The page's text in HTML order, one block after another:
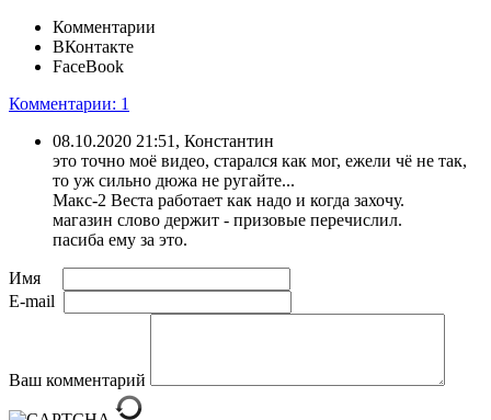
Комментарии
ВКонтакте
FaceBook
Комментарии: 1
08.10.2020 21:51, Константин
это точно моё видео, старался как мог, ежели чё не так,
то уж сильно дюжа не ругайте...
Макс-2 Веста работает как надо и когда захочу.
магазин слово держит - призовые перечислил.
пасиба ему за это.
Имя
E-mail
Ваш комментарий